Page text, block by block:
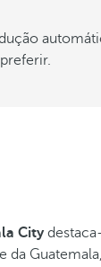
City
da